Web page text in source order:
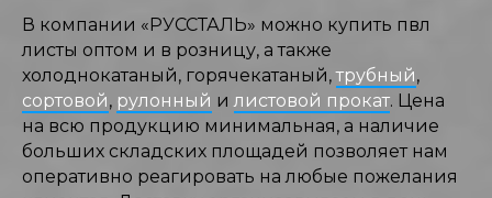
В компании «РУССТАЛЬ» можно купить пвл
листы оптом и в розницу, а также
холоднокатаный, горячекатаный,трубный,
сортовой, рулонный и листовой прокат. Цена
на всю продукцию минимальная, а наличие
больших складских площадей позволяет нам
оперативно реагировать на любые пожелания